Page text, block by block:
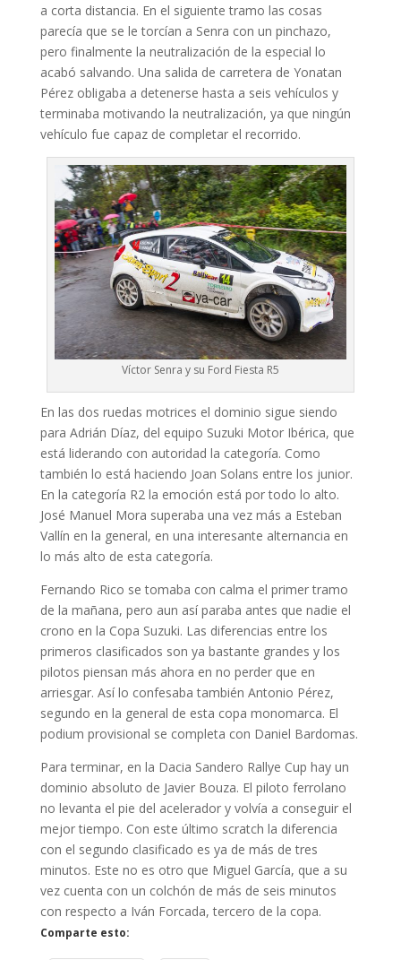
a corta distancia. En el siguiente tramo las cosas
parecía que se le torcían a Senra con un pinchazo,
pero finalmente la neutralización de la especial lo
acabó salvando. Una salida de carretera de Yonatan
Pérez obligaba a detenerse hasta a seis vehículos y
terminaba motivando la neutralización, ya que ningún
vehículo fue capaz de completar el recorrido.
Víctor Senra y su Ford Fiesta R5
En las dos ruedas motrices el dominio sigue siendo
para Adrián Díaz, del equipo Suzuki Motor Ibérica, que
está liderando con autoridad la categoría. Como
también lo está haciendo Joan Solans entre los junior.
En la categoría R2 la emoción está por todo lo alto.
José Manuel Mora superaba una vez más a Esteban
Vallín en la general, en una interesante alternancia en
lo más alto de esta categoría.
Fernando Rico se tomaba con calma el primer tramo
de la mañana, pero aun así paraba antes que nadie el
crono en la Copa Suzuki. Las diferencias entre los
primeros clasificados son ya bastante grandes y los
pilotos piensan más ahora en no perder que en
arriesgar. Así lo confesaba también Antonio Pérez,
segundo en la general de esta copa monomarca. El
podium provisional se completa con Daniel Bardomas.
Para terminar, en la Dacia Sandero Rallye Cup hay un
dominio absoluto de Javier Bouza. El piloto ferrolano
no levanta el pie del acelerador y volvía a conseguir el
mejor tiempo. Con este último scratch la diferencia
con el segundo clasificado es ya de más de tres
minutos. Este no es otro que Miguel García, que a su
vez cuenta con un colchón de más de seis minutos
con respecto a Iván Forcada, tercero de la copa.
Comparte esto: